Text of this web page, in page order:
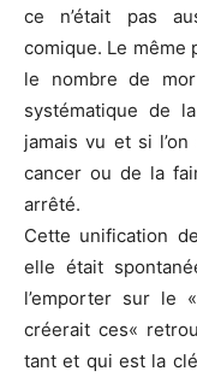
ce n’était pas
comique. Le même
le nombre de
systématique de
jamais vu et si
cancer ou de la
arrêté.
Cette unification
elle était
l’emporter sur le
créerait ces«
tant et qui est la clé